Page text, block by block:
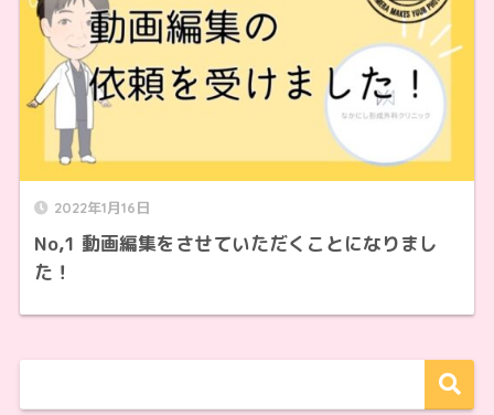
2022年1月16日
No,1 動画編集をさせていただくことになりまし
た！